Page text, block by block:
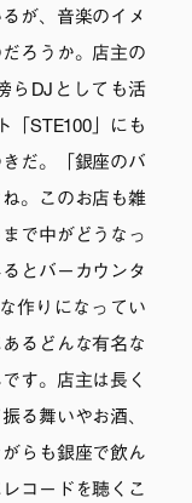
が、音楽のイメ
ろうか。店主の
らDJとしても活
「STE100」にも
だ。「銀座のバ
。このお店も雑
で中がどうなっ
とバーカウンタ
作りになってい
るどんな有名な
す。店主は長く
る舞いやお酒、
らも銀座で飲ん
コードを聴くこ